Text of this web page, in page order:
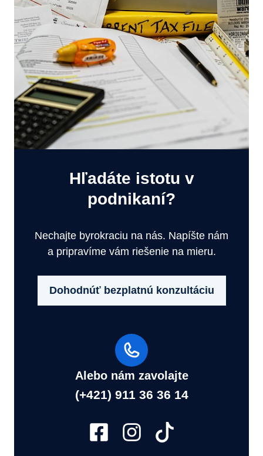
Hľadáte istotu v
podnikaní?
Nechajte byrokraciu na nás. Napíšte nám
a pripravíme vám riešenie na mieru.
Dohodnúť bezplatnú konzultáciu
Alebo nám zavolajte
(+421) 911 36 36 14